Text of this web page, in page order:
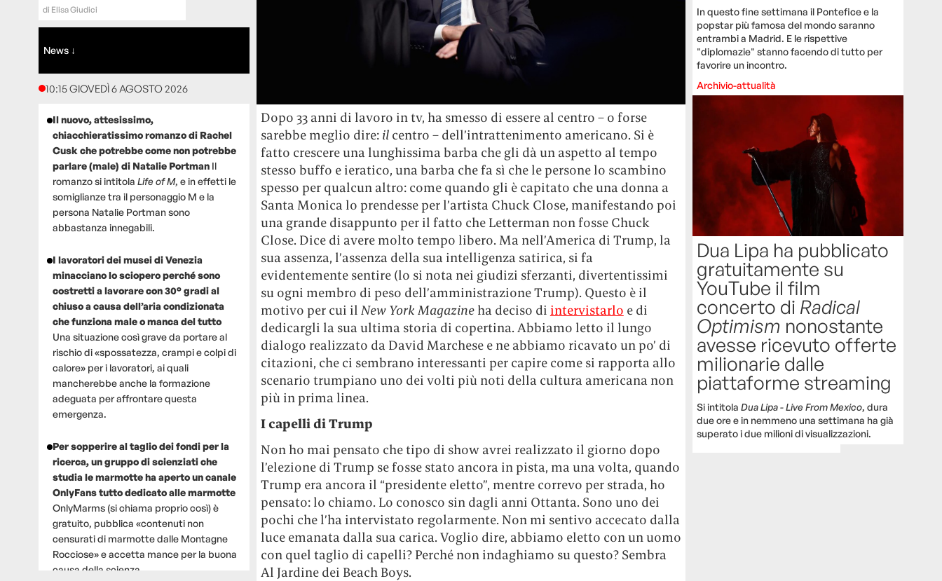
di Elisa Giudici
News ↓
10:15 GIOVEDÌ 6 AGOSTO 2026
Il nuovo, attesissimo,
chiacchieratissimo romanzo di Rachel
Cusk che potrebbe come non potrebbe
parlare (male) di Natalie Portman Il
romanzo si intitola Life of M, e in effetti le
somiglianze tra il personaggio M e la
persona Natalie Portman sono
abbastanza innegabili.
I lavoratori dei musei di Venezia
minacciano lo sciopero perché sono
costretti a lavorare con 30° gradi al
chiuso a causa dell’aria condizionata
che funziona male o manca del tutto
Una situazione così grave da portare al
rischio di «spossatezza, crampi e colpi di
calore» per i lavoratori, ai quali
mancherebbe anche la formazione
adeguata per affrontare questa
emergenza.
Per sopperire al taglio dei fondi per la
ricerca, un gruppo di scienziati che
studia le marmotte ha aperto un canale
OnlyFans tutto dedicato alle marmotte
OnlyMarms (si chiama proprio così) è
gratuito, pubblica «contenuti non
censurati di marmotte dalle Montagne
Rocciose» e accetta mance per la buona
causa della scienza.
Dopo 33 anni di lavoro in tv, ha smesso di essere al centro – o forse
sarebbe meglio dire: ilcentro – dell’intrattenimento americano. Si è
fatto crescere una lunghissima barba che gli dà un aspetto al tempo
stesso buffo e ieratico, una barba che fa sì che le persone lo scambino
spesso per qualcun altro: come quando gli è capitato che una donna a
Santa Monica lo prendesse per l’artista Chuck Close, manifestando poi
una grande disappunto per il fatto che Letterman non fosse Chuck
Close. Dice di avere molto tempo libero. Ma nell’America di Trump, la
sua assenza, l’assenza della sua intelligenza satirica, si fa
evidentemente sentire (lo si nota nei giudizi sferzanti, divertentissimi
su ogni membro di peso dell’amministrazione Trump). Questo è il
motivo per cui il New York Magazineha deciso di intervistarlo e di
dedicargli la sua ultima storia di copertina. Abbiamo letto il lungo
dialogo realizzato da David Marchese e ne abbiamo ricavato un po’ di
citazioni, che ci sembrano interessanti per capire come si rapporta allo
scenario trumpiano uno dei volti più noti della cultura americana non
più in prima linea.
I capelli di Trump
Non ho mai pensato che tipo di show avrei realizzato il giorno dopo
l’elezione di Trump se fosse stato ancora in pista, ma una volta, quando
Trump era ancora il “presidente eletto”, mentre correvo per strada, ho
pensato: lo chiamo. Lo conosco sin dagli anni Ottanta. Sono uno dei
pochi che l’ha intervistato regolarmente. Non mi sentivo accecato dalla
luce emanata dalla sua carica. Voglio dire, abbiamo eletto con un uomo
con quel taglio di capelli? Perché non indaghiamo su questo? Sembra
Al Jardine dei Beach Boys.
In questo fine settimana il Pontefice e la
popstar più famosa del mondo saranno
entrambi a Madrid. E le rispettive
"diplomazie" stanno facendo di tutto per
favorire un incontro.
Archivio-attualità
Dua Lipa ha pubblicato
gratuitamente su
YouTube il film
concerto di Radical
Optimism nonostante
avesse ricevuto offerte
milionarie dalle
piattaforme streaming
Si intitolaDua Lipa - Live From Mexico, dura
due ore e in nemmeno una settimana ha già
superato i due milioni di visualizzazioni.